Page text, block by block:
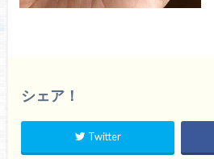
シェア！
Twitter